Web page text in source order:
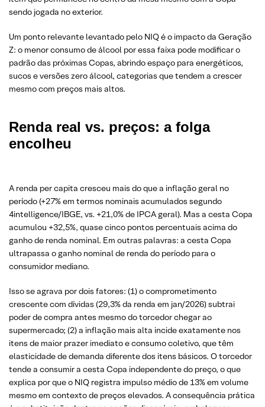
sendo jogada no exterior.
Um ponto relevante levantado pelo NIQ é o impacto da Geração
Z: o menor consumo de álcool por essa faixa pode modificar o
padrão das próximas Copas, abrindo espaço para energéticos,
sucos e versões zero álcool, categorias que tendem a crescer
mesmo com preços mais altos.
Renda real vs. preços: a folga
encolheu
A renda per capita cresceu mais do que a inflação geral no
período (+27% em termos nominais acumulados segundo
4intelligence/IBGE, vs. +21,0% de IPCA geral). Mas a cesta Copa
acumulou +32,5%, quase cinco pontos percentuais acima do
ganho de renda nominal. Em outras palavras: a cesta Copa
ultrapassa o ganho nominal de renda do período para o
consumidor mediano.
Isso se agrava por dois fatores: (1) o comprometimento
crescente com dívidas (29,3% da renda em jan/2026) subtrai
poder de compra antes mesmo do torcedor chegar ao
supermercado; (2) a inflação mais alta incide exatamente nos
itens de maior prazer imediato e consumo coletivo, que têm
elasticidade de demanda diferente dos itens básicos. O torcedor
tende a consumir a cesta Copa independente do preço, o que
explica por que o NIQ registra impulso médio de 13% em volume
mesmo em contexto de preços elevados. A consequência prática